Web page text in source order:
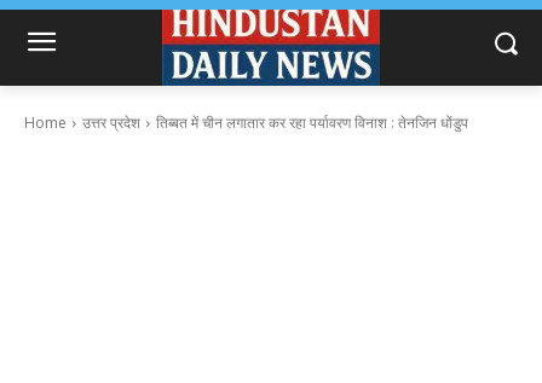
Home उत्तर प्रदेश तिब्बत में चीन लगातार कर रहा पर्यावरण विनाश : तेनजिन धोंडुप